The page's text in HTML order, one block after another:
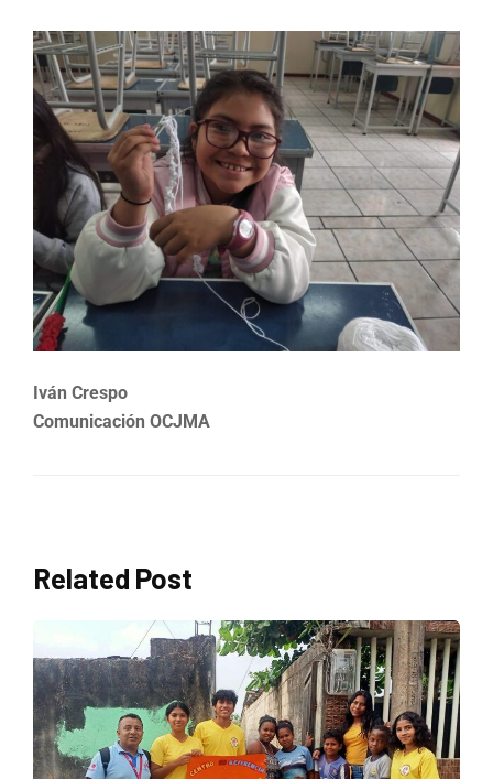
Iván Crespo
Comunicación OCJMA
Related Post